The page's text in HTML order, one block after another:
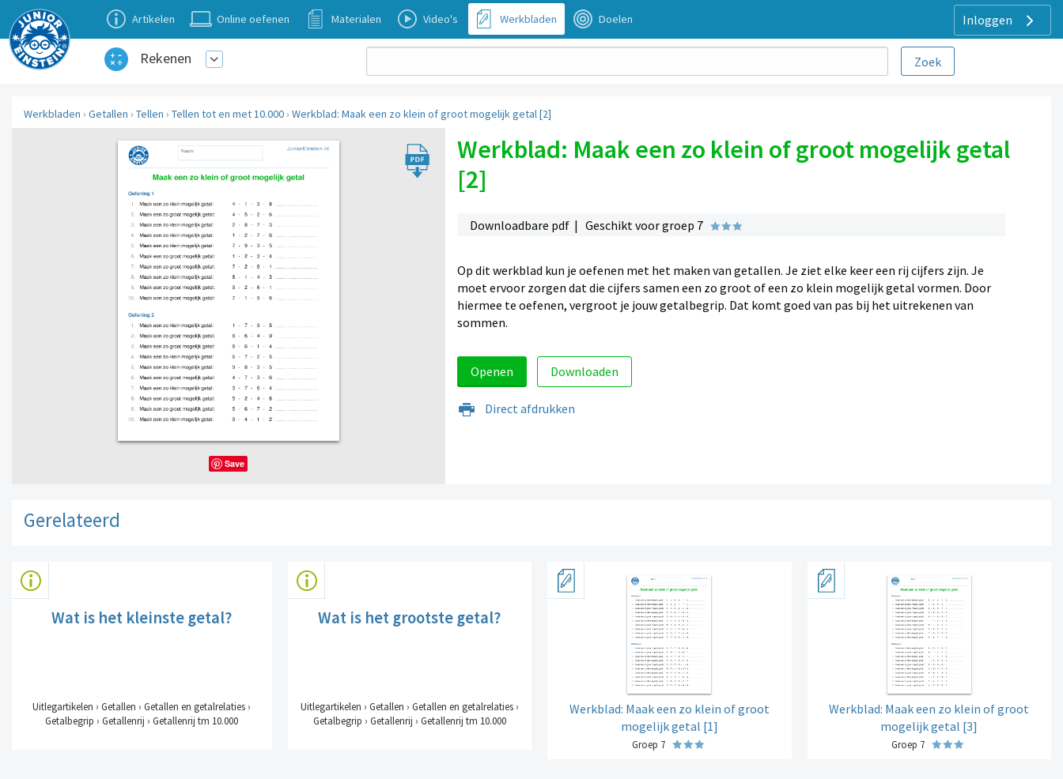
Inloggen
Artikelen Online oefenen Materialen Video's Werkbladen Doelen
Rekenen
Werkbladen › Getallen › Tellen › Tellen tot en met 10.000 › Werkblad: Maak een zo klein of groot mogelijk getal [2]
Werkblad: Maak een zo klein of groot mogelijk getal
[2]
Downloadbare pdf | Geschikt voor groep 7
Op dit werkblad kun je oefenen met het maken van getallen. Je ziet elke keer een rij cijfers zijn. Je
moet ervoor zorgen dat die cijfers samen een zo groot of een zo klein mogelijk getal vormen. Door
hiermee te oefenen, vergroot je jouw getalbegrip. Dat komt goed van pas bij het uitrekenen van
sommen.
Openen Downloaden
Direct afdrukken
Save
Gerelateerd
Wat is het kleinste getal?
Uitlegartikelen › Getallen › Getallen en getalrelaties ›
Getalbegrip › Getallenrij › Getallenrij tm 10.000
Wat is het grootste getal?
Uitlegartikelen › Getallen › Getallen en getalrelaties ›
Getalbegrip › Getallenrij › Getallenrij tm 10.000
Werkblad: Maak een zo klein of groot
mogelijk getal [1]
Groep 7
Werkblad: Maak een zo klein of groot
mogelijk getal [3]
Groep 7